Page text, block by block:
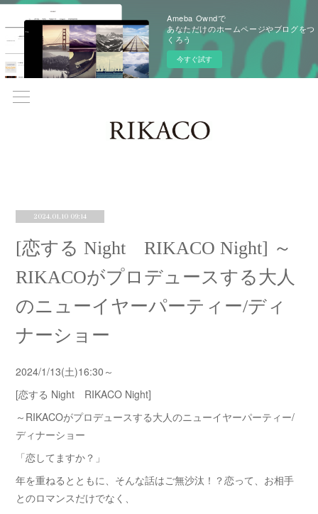
Ameba Owndで
あなただけのホームページやブログをつ
くろう
今すぐ試す
2024.01.10 09:14
[恋する Night RIKACO Night] ～
RIKACOがプロデュースする大人
のニューイヤーパーティー/ディ
ナーショー
2024/1/13(土)16:30～
[恋する Night RIKACO Night]
～RIKACOがプロデュースする大人のニューイヤーパーティー/
ディナーショー
「恋してますか？」
年を重ねるとともに、そんな話はご無沙汰！？恋って、お相手
とのロマンスだけでなく、